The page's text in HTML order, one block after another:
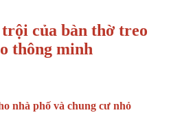
của bàn thờ treo
thông minh
nhà phố và chung cư nhỏ